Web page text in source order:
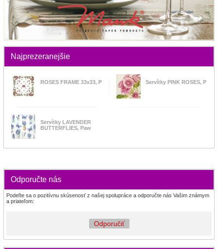
Najprezeranejšie
ROSES FRAME 33x33, P Servítky PINK ROSES, P
Servítky LAVENDER
BUTTERFLIES, Paw
Odporučte nás
Podeľte sa o pozitívnu skúsenosť z našej spolupráce a odporučte nás Vašim známym
a priateľom:
Odporučiť